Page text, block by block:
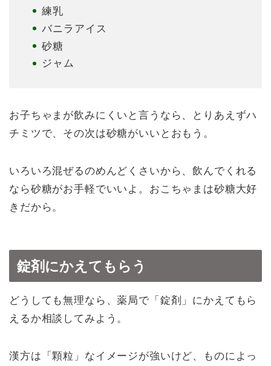
練乳
バニラアイス
砂糖
ジャム
お子ちゃまが飲みにくいと言うなら、とりあえずハ
チミツで、その次は砂糖がいいとおもう。
いろいろ混ぜるのめんどくさいから、飲んでくれる
なら砂糖がお手軽でいいよ。おこちゃまは砂糖大好
きだから。
錠剤にかえてもらう
どうしても無理なら、薬局で「錠剤」にかえてもら
えるか相談してみよう。
漢方は「顆粒」なイメージが強いけど、ものによっ